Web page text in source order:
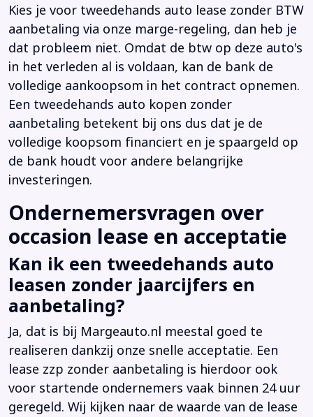
Kies je voor tweedehands auto lease zonder BTW
aanbetaling via onze marge-regeling, dan heb je
dat probleem niet. Omdat de btw op deze auto's
in het verleden al is voldaan, kan de bank de
volledige aankoopsom in het contract opnemen.
Een tweedehands auto kopen zonder
aanbetaling betekent bij ons dus dat je de
volledige koopsom financiert en je spaargeld op
de bank houdt voor andere belangrijke
investeringen.
Ondernemersvragen over
occasion lease en acceptatie
Kan ik een tweedehands auto
leasen zonder jaarcijfers en
aanbetaling?
Ja, dat is bij Margeauto.nl meestal goed te
realiseren dankzij onze snelle acceptatie. Een
lease zzp zonder aanbetaling is hierdoor ook
voor startende ondernemers vaak binnen 24 uur
geregeld. Wij kijken naar de waarde van de lease